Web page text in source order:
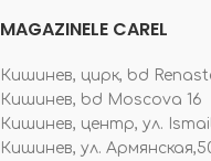
MAGAZINELE CAREL
Кишинев, цирк, bd
Кишинев, bd Moscova 16
Кишинев, центр, ул.
Кишинев, ул.